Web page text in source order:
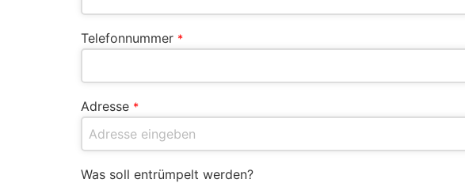
Telefonnummer *
Adresse *
Was soll entrümpelt werden?